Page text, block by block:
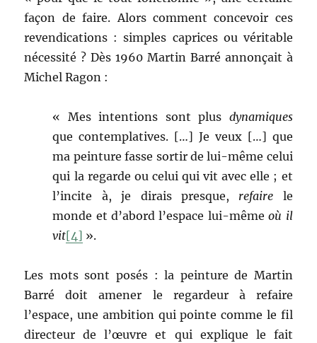
façon de faire. Alors comment concevoir ces
revendications : simples caprices ou véritable
nécessité ? Dès 1960 Martin Barré annonçait à
Michel Ragon :
« Mes intentions sont plus dynamiques
que contemplatives. […] Je veux […] que
ma peinture fasse sortir de lui-même celui
qui la regarde ou celui qui vit avec elle ; et
l’incite à, je dirais presque, refaire le
monde et d’abord l’espace lui-mêmeoù il
vit[4] ».
Les mots sont posés : la peinture de Martin
Barré doit amener le regardeur à refaire
l’espace, une ambition qui pointe comme le fil
directeur de l’œuvre et qui explique le fait